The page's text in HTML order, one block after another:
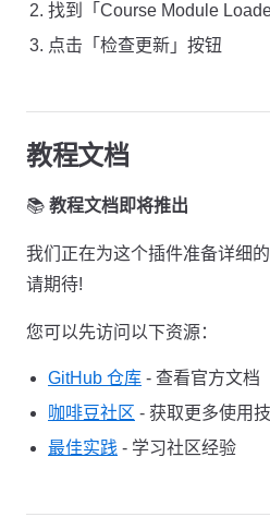
找到「Course Module
点击「检查更新」按钮
教程文档
📚 教程文档即将推出
我们正在为这个插件准备详细
请期待!
您可以先访问以下资源：
GitHub 仓库 - 查看官方文档
咖啡豆社区 - 获取更多使用
最佳实践 - 学习社区经验